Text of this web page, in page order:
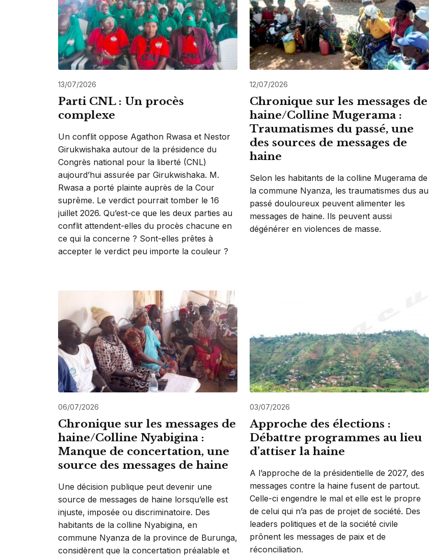
13/07/2026
Parti CNL : Un procès
complexe
Un conflit oppose Agathon Rwasa et Nestor
Girukwishaka autour de la présidence du
Congrès national pour la liberté (CNL)
aujourd’hui assurée par Girukwishaka. M.
Rwasa a porté plainte auprès de la Cour
suprême. Le verdict pourrait tomber le 16
juillet 2026. Qu’est-ce que les deux parties au
conflit attendent-elles du procès chacune en
ce qui la concerne ? Sont-elles prêtes à
accepter le verdict peu importe la couleur ?
12/07/2026
Chronique sur les messages de
haine/Colline Mugerama :
Traumatismes du passé, une
des sources de messages de
haine
Selon les habitants de la colline Mugerama de
la commune Nyanza, les traumatismes dus au
passé douloureux peuvent alimenter les
messages de haine. Ils peuvent aussi
dégénérer en violences de masse.
06/07/2026
Chronique sur les messages de
haine/Colline Nyabigina :
Manque de concertation, une
source des messages de haine
Une décision publique peut devenir une
source de messages de haine lorsqu’elle est
injuste, imposée ou discriminatoire. Des
habitants de la colline Nyabigina, en
commune Nyanza de la province de Burunga,
considèrent que la concertation préalable et
03/07/2026
Approche des élections :
Débattre programmes au lieu
d’attiser la haine
A l’approche de la présidentielle de 2027, des
messages contre la haine fusent de partout.
Celle-ci engendre le mal et elle est le propre
de celui qui n’a pas de projet de société. Des
leaders politiques et de la société civile
prônent les messages de paix et de
réconciliation.